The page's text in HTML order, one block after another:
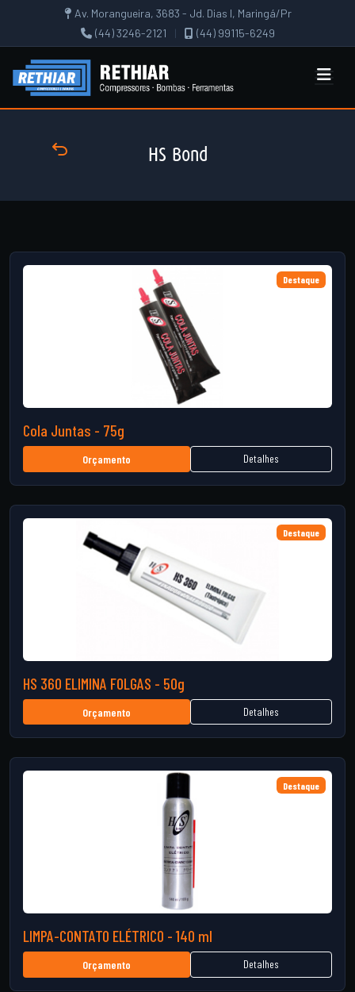
Av. Morangueira, 3683 - Jd. Dias I, Maringá/Pr
(44) 3246-2121
| (44) 99115-6249
HS Bond
Destaque
Cola Juntas - 75g
Orçamento Detalhes
Destaque
HS 360 ELIMINA FOLGAS - 50g
Orçamento Detalhes
Destaque
LIMPA-CONTATO ELÉTRICO - 140 ml
Orçamento Detalhes